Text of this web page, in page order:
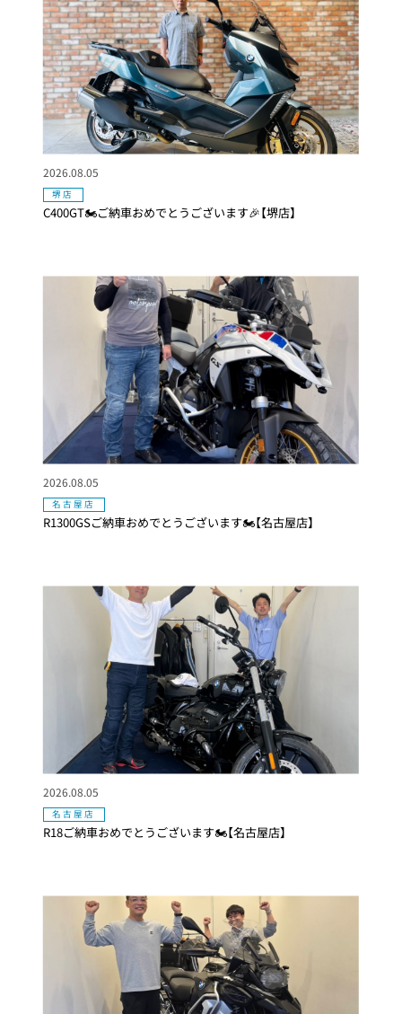
C400GT🏍ご納車おめでとうございます🎉【堺店】
2026.08.05
堺店
R1300GSご納車おめでとうございます🏍【名古屋店】
2026.08.05
名古屋店
R18ご納車おめでとうございます🏍【名古屋店】
2026.08.05
名古屋店